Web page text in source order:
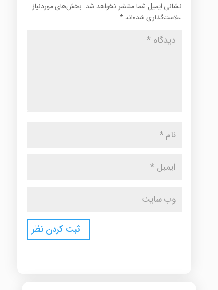
نشانی ایمیل شما منتشر نخواهد شد. بخش‌های موردنیاز
علامت‌گذاری شده‌اند *